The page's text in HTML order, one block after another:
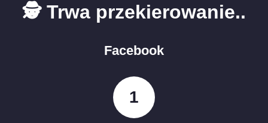
🕵️ Trwa przekierowanie..
Facebook
1